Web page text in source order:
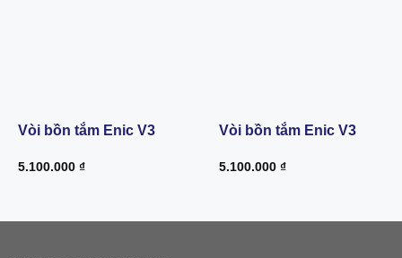
Vòi bồn tắm Enic V3
5.100.000 ₫
Vòi bồn tắm Enic V3
5.100.000 ₫